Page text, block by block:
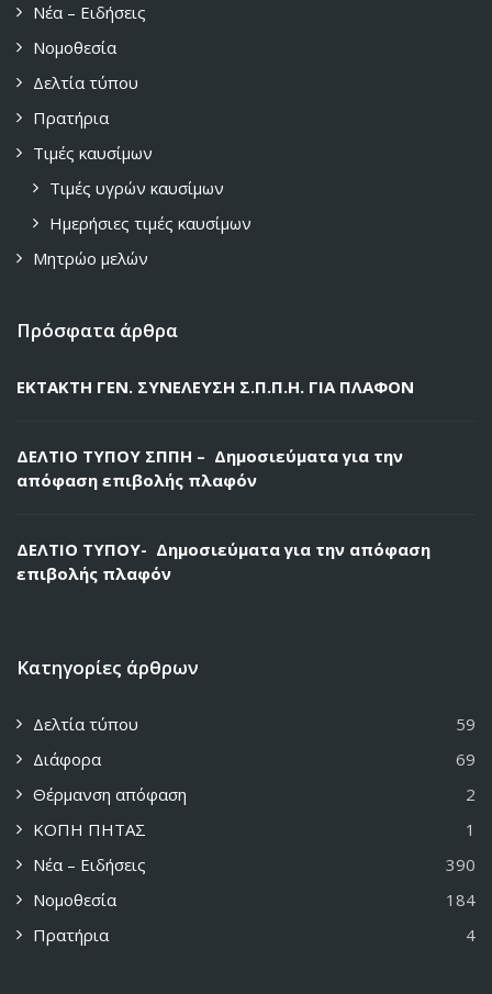
Νέα – Ειδήσεις
Νομοθεσία
Δελτία τύπου
Πρατήρια
Τιμές καυσίμων
Τιμές υγρών καυσίμων
Ημερήσιες τιμές καυσίμων
Μητρώο μελών
Πρόσφατα άρθρα
ΕΚΤΑΚΤΗ ΓΕΝ. ΣΥΝΕΛΕΥΣΗ Σ.Π.Π.Η. ΓΙΑ ΠΛΑΦΟΝ
ΔΕΛΤΙΟ ΤΥΠΟΥ ΣΠΠΗ – Δημοσιεύματα για την
απόφαση επιβολής πλαφόν
ΔΕΛΤΙΟ ΤΥΠΟΥ- Δημοσιεύματα για την απόφαση
επιβολής πλαφόν
Κατηγορίες άρθρων
Δελτία τύπου
59
Διάφορα
69
Θέρμανση απόφαση
2
ΚΟΠΗ ΠΗΤΑΣ
1
Νέα – Ειδήσεις
390
Νομοθεσία
184
Πρατήρια
4